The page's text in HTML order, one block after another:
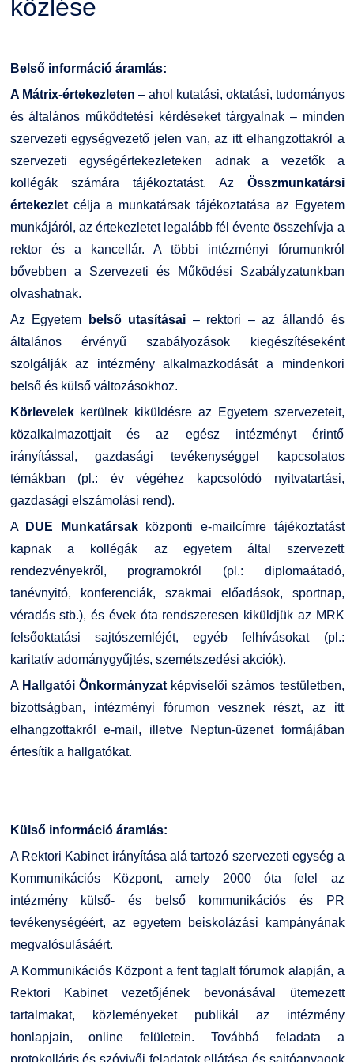
EHÖK
Ösztöndíjak
Kiemelt ösztöndíjak
Nemzetközi Lehetőségek
Szolgáltatások
Fordítási Szolgáltatások
GY.I.K.
DUE Hallgatói laptop használati segédlet
Kerpely Antal Szakkollégium KASZK
HASIT
Moodle
Átjelentkezőknek
Kapcsolat
TDK/Tehetségnap
Online Studium
Képzési Életpályamodell
Atomerőművi Képzési Bázis
Telefonkönyv
Intézményi és Tanulmányi Tájékoztató
Együttműködő partnereink
közlése
Belső információ áramlás:
A Mátrix-értekezleten – ahol kutatási, oktatási, tudományos
és általános működtetési kérdéseket tárgyalnak – minden
szervezeti egységvezető jelen van, az itt elhangzottakról a
szervezeti egységértekezleteken adnak a vezetők a
kollégák számára tájékoztatást. Az Összmunkatársi
értekezletcélja a munkatársak tájékoztatása az Egyetem
munkájáról, az értekezletet legalább fél évente összehívja a
rektor és a kancellár. A többi intézményi fórumunkról
bővebben a Szervezeti és Működési Szabályzatunkban
olvashatnak.
Az Egyetem
belső utasításai – rektori – az állandó és
általános érvényű szabályozások kiegészítéseként
szolgálják az intézmény alkalmazkodását a mindenkori
belső és külső változásokhoz.
Körlevelekkerülnek kiküldésre az Egyetem szervezeteit,
közalkalmazottjait és az egész intézményt érintő
irányítással, gazdasági tevékenységgel kapcsolatos
témákban (pl.: év végéhez kapcsolódó nyitvatartási,
gazdasági elszámolási rend).
A
DUE Munkatársakközponti e-mailcímre tájékoztatást
kapnak a kollégák az egyetem által szervezett
rendezvényekről, programokról (pl.: diplomaátadó,
tanévnyitó, konferenciák, szakmai előadások, sportnap,
véradás stb.), és évek óta rendszeresen kiküldjük az MRK
felsőoktatási sajtószemléjét, egyéb felhívásokat (pl.:
karitatív adománygyűjtés, szemétszedési akciók).
A Hallgatói Önkormányzatképviselői számos testületben,
bizottságban, intézményi fórumon vesznek részt, az itt
elhangzottakról e-mail, illetve Neptun-üzenet formájában
értesítik a hallgatókat.
Külső információ áramlás:
A Rektori Kabinet irányítása alá tartozó szervezeti egység a
Kommunikációs Központ, amely 2000 óta felel az
intézmény külső- és belső kommunikációs és PR
tevékenységéért, az egyetem beiskolázási kampányának
megvalósulásáért.
A Kommunikációs Központ a fent taglalt fórumok alapján, a
Rektori Kabinet vezetőjének bevonásával ütemezett
tartalmakat, közleményeket publikál az intézmény
honlapjain, online felületein. Továbbá feladata a
protokolláris és szóvivői feladatok ellátása és sajtóanyagok